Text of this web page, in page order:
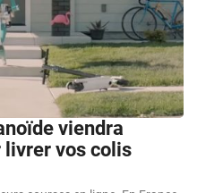
viendra
livrer vos colis